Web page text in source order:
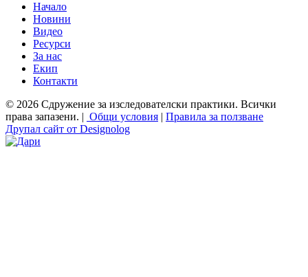
Начало
Новини
Видео
Ресурси
За нас
Екип
Контакти
© 2026 Сдружение за изследователски практики. Всички
права запазени. | Общи условия | Правила за ползване
Друпал сайт от Designolog